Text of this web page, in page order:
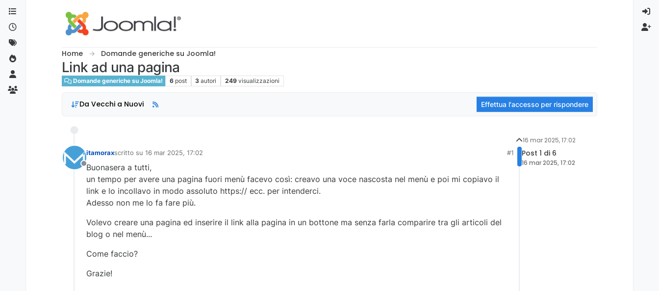
Salta al contenuto
Home Domande generiche su Joomla!
Link ad una pagina
Domande generiche su Joomla! 6 post 3 autori 249 visualizzazioni
Da Vecchi a Nuovi Effettua l'accesso per rispondere
Non in linea
itamoraxscritto su 16 mar 2025, 17:02
ultima modifica di
#1
Buonasera a tutti,
un tempo per avere una pagina fuori menù facevo così: creavo una voce nascosta nel menù e poi mi copiavo il
link e lo incollavo in modo assoluto https:// ecc. per intenderci.
Adesso non me lo fa fare più.
Volevo creare una pagina ed inserire il link alla pagina in un bottone ma senza farla comparire tra gli articoli del
blog o nel menù...
Come faccio?
Grazie!
16 mar 2025, 17:02
Post 1 di 6
16 mar 2025, 17:02